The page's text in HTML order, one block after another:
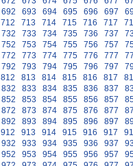
692 693 694 695 696 697
712 713 714 715 716 717
732 733 734 735 736 737
752 753 754 755 756 757
772 773 774 775 776 777
792 793 794 795 796 797
812 813 814 815 816 817
832 833 834 835 836 837
852 853 854 855 856 857
872 873 874 875 876 877
892 893 894 895 896 897
912 913 914 915 916 917
932 933 934 935 936 937
952 953 954 955 956 957